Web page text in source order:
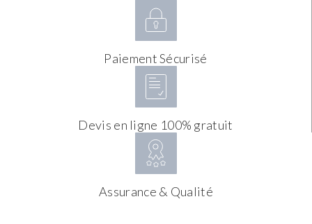
Paiement Sécurisé
Devis en ligne 100% gratuit
Assurance & Qualité